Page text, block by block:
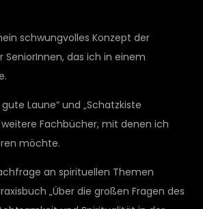
schwungvolles Konzept der
das ich in einem
Laune“ und „Schatzkiste
weitere Fachbücher, mit denen ich
möchte.
an spirituellen Themen
„Über die großen Fragen des